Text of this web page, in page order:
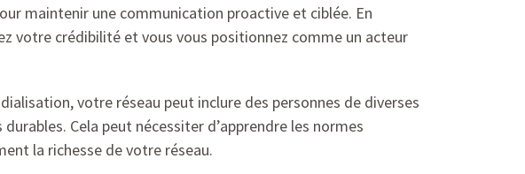
maintenir une communication proactive et ciblée. En
votre crédibilité et vous vous positionnez comme un acteur
votre réseau peut inclure des personnes de diverses
Cela peut nécessiter d’apprendre les normes
la richesse de votre réseau.